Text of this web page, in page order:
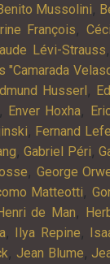
Mussolini,
François,
Lévi-Strauss
"Camarada
Husserl ,
Enver Hoxha,
, Fernand
, Gabriel Péri,
, George
Matteotti,
de Man,
, Ilya Repine,
, Jean Blume,